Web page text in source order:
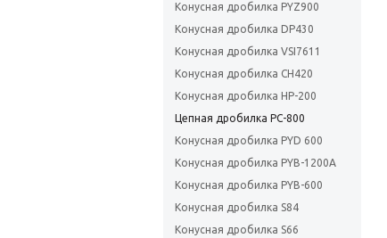
Конусная дробилка PYZ900
Конусная дробилка DP430
Конусная дробилка VSI7611
Конусная дробилка CH420
Конусная дробилка HP-200
Цепная дробилка PC-800
Конусная дробилка PYD 600
Конусная дробилка PYB-1200A
Конусная дробилка PYB-600
Конусная дробилка S84
Конусная дробилка S66